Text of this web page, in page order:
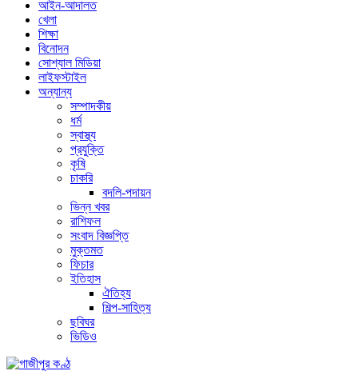
আইন-আদালত
খেলা
শিক্ষা
বিনোদন
সোশ্যাল মিডিয়া
লাইফস্টাইল
অন্যান্য
সম্পাদকীয়
ধর্ম
স্বাস্থ্য
প্রযুক্তি
কৃষি
চাকরি
বদলি-পদায়ন
ভিন্ন খবর
রাশিফল
সংবাদ বিজ্ঞপ্তি
মুক্তমত
ফিচার
ইতিহাস
ঐতিহ্য
শিল্প-সাহিত্য
ছবিঘর
ভিডিও